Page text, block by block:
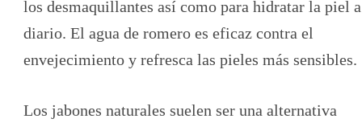
los desmaquillantes así como para hidratar la piel a
diario. El agua de romero es eficaz contra el
envejecimiento y refresca las pieles más sensibles.
Los jabones naturales suelen ser una alternativa